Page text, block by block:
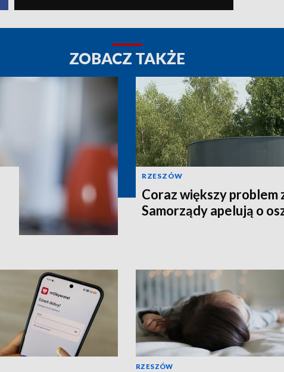
ZOBACZ TAKŻE
RZESZÓW
Coraz większy problem
Samorządy apelują o
RZESZÓW